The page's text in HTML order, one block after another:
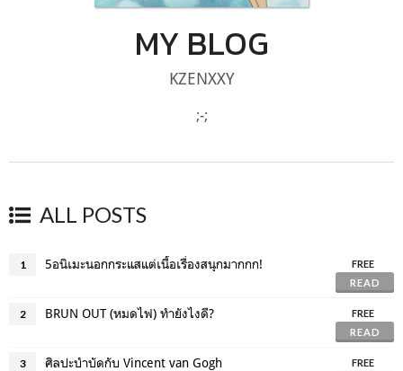
MY BLOG
KZENXXY
;-;
ALL POSTS
1 5อนิเมะนอกกระแสแต่เนื้อเรื่องสนุกมากกก!
FREE
READ
2 BRUN OUT (หมดไฟ) ทำยังไงดี?
FREE
READ
3 ศิลปะบำบัดกับ Vincent van Gogh
FREE